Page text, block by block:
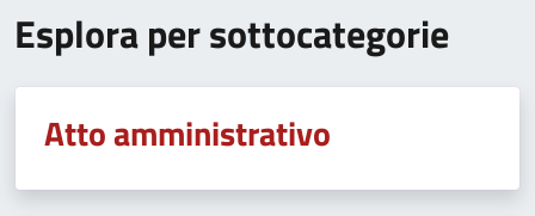
Esplora per sottocategorie
Atto amministrativo